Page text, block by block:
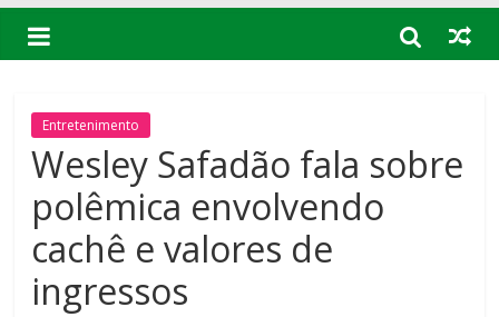
Entretenimento
Wesley Safadão fala sobre
polêmica envolvendo
cachê e valores de
ingressos